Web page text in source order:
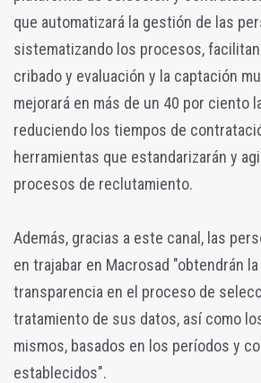
que automatizará la gestión de las
sistematizando los procesos,
cribado y evaluación y la captación
mejorará en más de un 40 por ciento
reduciendo los tiempos de
herramientas que estandarizarán y
procesos de reclutamiento.
Además, gracias a este canal, las
en trajabar en Macrosad "obtendrán la
transparencia en el proceso de
tratamiento de sus datos, así como
mismos, basados en los períodos y
establecidos".